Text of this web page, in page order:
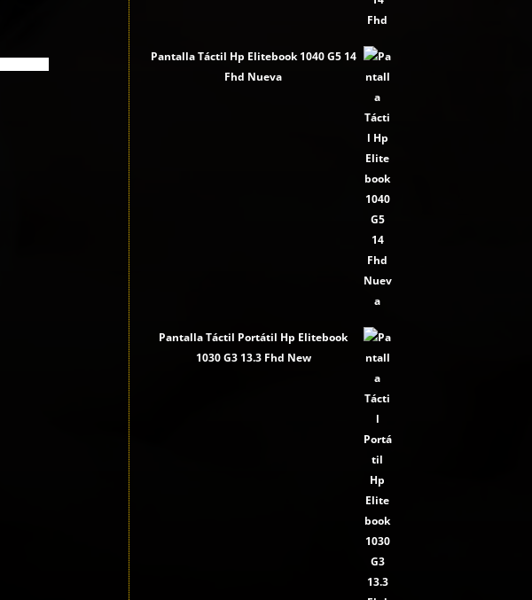
Pantalla Táctil Hp Elitebook 1040 G5 14
Fhd Nueva
Pantalla Táctil Portátil Hp Elitebook
1030 G3 13.3 Fhd New